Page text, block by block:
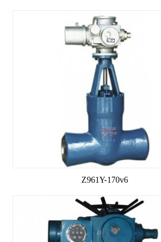
Z961Y-170v6